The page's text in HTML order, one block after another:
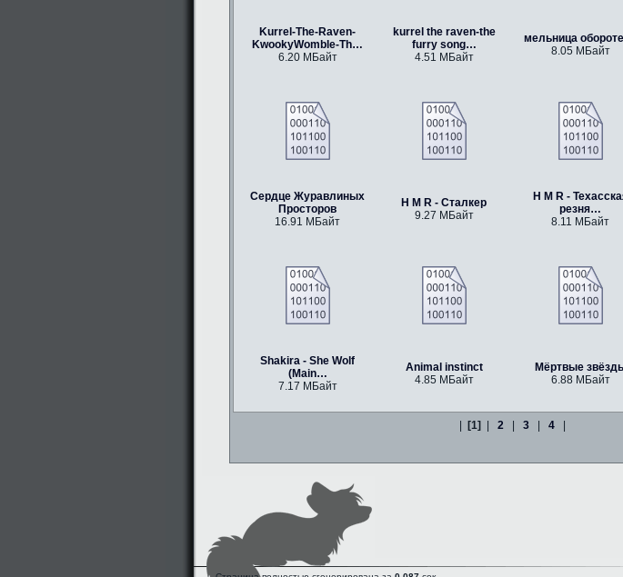
Kurrel-The-Raven-
KwookyWomble-Th…
6.20 МБайт
kurrel the raven-the
furry song…
4.51 МБайт
мельница
8.05 МБайт
Сердце Журавлиных
Просторов
16.91 МБайт
H M R - Сталкер
9.27 МБайт
H M R -
резня…
8.11 МБайт
Shakira - She Wolf
(Main…
7.17 МБайт
Animal instinct
4.85 МБайт
Мёртвые
6.88 МБайт
[1] 2 3 4